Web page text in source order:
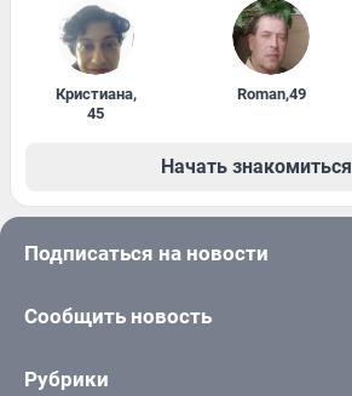
Кристиана,
45
Roman,49
Начать знакомиться
Подписаться на новости
Сообщить новость
Рубрики